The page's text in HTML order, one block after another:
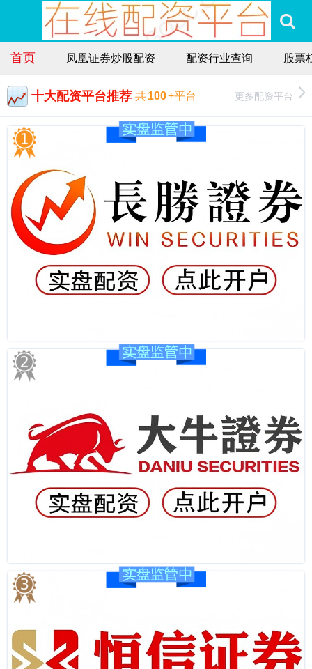
首页 凤凰证券炒股配资 配资行业查询 股票
十大配资平台推荐 共100+平台 更多配资平台